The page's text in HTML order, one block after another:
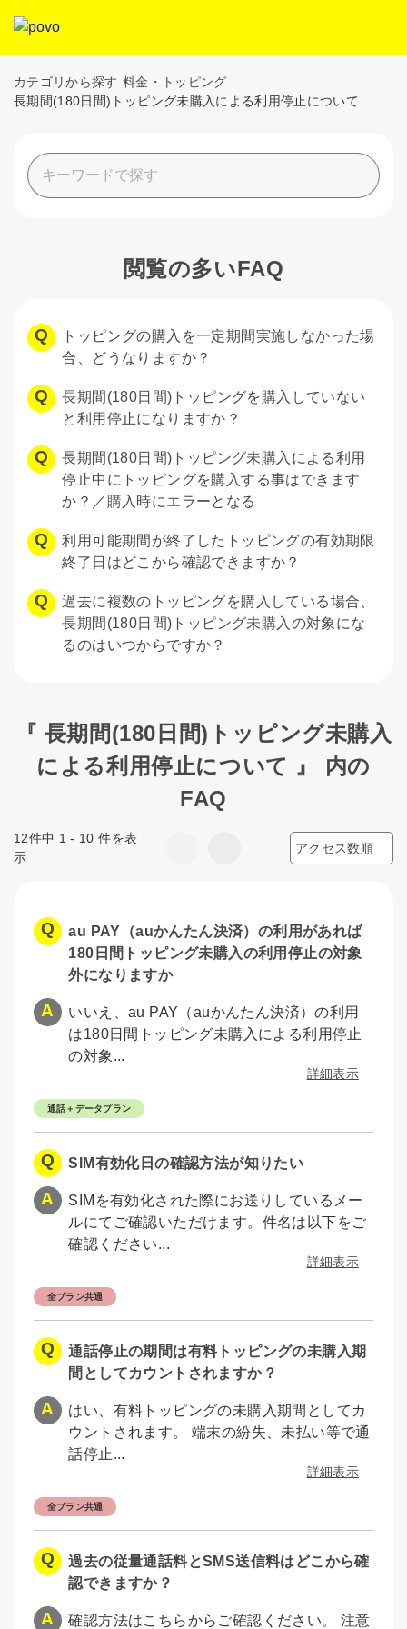
カテゴリから探す 料金・トッピング
長期間(180日間)トッピング未購入による利用停止について
閲覧の多いFAQ
トッピングの購入を一定期間実施しなかった場
合、どうなりますか？
長期間(180日間)トッピングを購入していない
と利用停止になりますか？
長期間(180日間)トッピング未購入による利用
停止中にトッピングを購入する事はできます
か？／購入時にエラーとなる
利用可能期間が終了したトッピングの有効期限
終了日はどこから確認できますか？
過去に複数のトッピングを購入している場合、
長期間(180日間)トッピング未購入の対象にな
るのはいつからですか？
『 長期間(180日間)トッピング未購入
による利用停止について 』 内の
FAQ
12件中 1 - 10 件を表
示
au PAY（auかんたん決済）の利用があれば
180日間トッピング未購入の利用停止の対象
外になりますか
いいえ、au PAY（auかんたん決済）の利用
は180日間トッピング未購入による利用停止
の対象...
詳細表示
通話＋データプラン
SIM有効化日の確認方法が知りたい
SIMを有効化された際にお送りしているメー
ルにてご確認いただけます。件名は以下をご
確認ください...
詳細表示
全プラン共通
通話停止の期間は有料トッピングの未購入期
間としてカウントされますか？
はい、有料トッピングの未購入期間としてカ
ウントされます。 端末の紛失、未払い等で通
話停止...
詳細表示
全プラン共通
過去の従量通話料とSMS送信料はどこから確
認できますか？
確認方法はこちらからご確認ください。 注意